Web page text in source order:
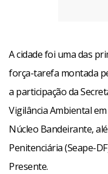
A cidade foi uma das
força-tarefa montada
a participação da
Vigilância Ambiental
Núcleo Bandeirante,
Penitenciária (Seape-
Presente.